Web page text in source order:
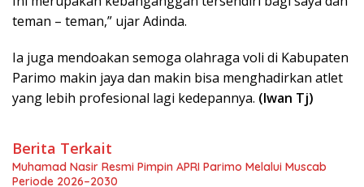
teman – teman,” ujar Adinda.
Ia juga mendoakan semoga olahraga voli di Kabupaten
Parimo makin jaya dan makin bisa menghadirkan atlet
yang lebih profesional lagi kedepannya. (Iwan Tj)
Berita Terkait
Muhamad Nasir Resmi Pimpin APRI Parimo Melalui Muscab
Periode 2026–2030